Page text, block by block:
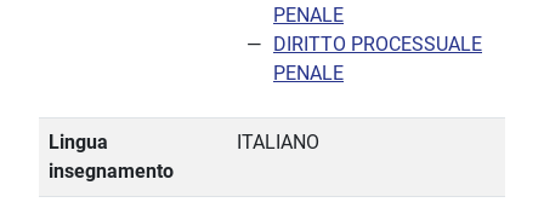
PENALE
DIRITTO PROCESSUALE
PENALE
Lingua
insegnamento
ITALIANO